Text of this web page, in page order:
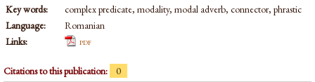
Key words:
complex predicate, modality, modal adverb, connector, phrastic
Language:
Romanian
Links:
pdf
Citations to this publication: 0